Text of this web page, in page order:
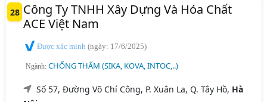
28 Công Ty TNHH Xây Dựng Và Hóa Chất
ACE Việt Nam
Được xác minh(ngày: 17/6/2025)
Ngành:CHỐNG THẤM (SIKA, KOVA, INTOC,..)
Số 57, Đường Võ Chí Công, P. Xuân La, Q. Tây Hồ, Hà